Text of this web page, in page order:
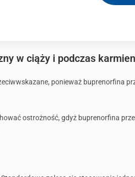
w ciąży i podczas
ponieważ buprenorfina
ostrożność, gdyż buprenorfina